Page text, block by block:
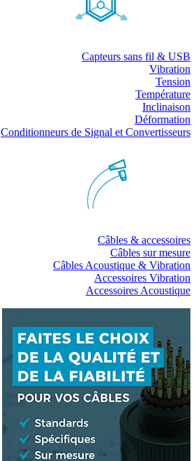
Capteurs sans fil & USB
Vibration
Tension
Température
Inclinaison
Déformation
Conditionneurs de Signal et Convertisseurs
Câbles & accessoires
Câbles sur mesure
Câbles Acoustique & Vibration
Accessoires Vibration
Accessoires Acoustique